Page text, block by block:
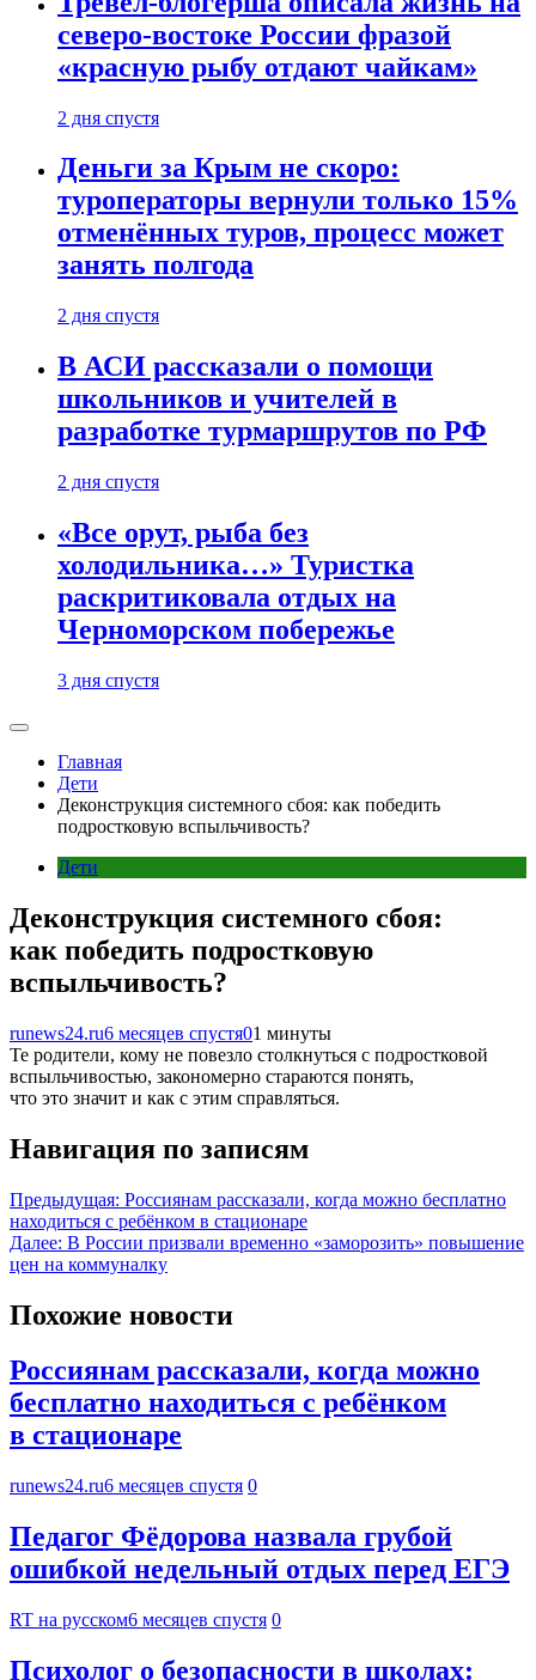
северо-востоке России фразой
«красную рыбу отдают чайкам»
2 дня спустя
Деньги за Крым не скоро:
туроператоры вернули только 15%
отменённых туров, процесс может
занять полгода
2 дня спустя
В АСИ рассказали о помощи
школьников и учителей в
разработке турмаршрутов по РФ
2 дня спустя
«Все орут, рыба без
холодильника…» Туристка
раскритиковала отдых на
Черноморском побережье
3 дня спустя
Главная
Дети
Деконструкция системного сбоя: как победить
подростковую вспыльчивость?
Дети
Деконструкция системного сбоя:
как победить подростковую
вспыльчивость?
runews24.ru6 месяцев спустя01 минуты
Те родители, кому не повезло столкнуться с подростковой
вспыльчивостью, закономерно стараются понять,
что это значит и как с этим справляться.
Навигация по записям
Предыдущая: Россиянам рассказали, когда можно бесплатно
находиться с ребёнком в стационаре
Далее: В России призвали временно «заморозить» повышение
цен на коммуналку
Похожие новости
Россиянам рассказали, когда можно
бесплатно находиться с ребёнком
в стационаре
runews24.ru6 месяцев спустя 0
Педагог Фёдорова назвала грубой
ошибкой недельный отдых перед ЕГЭ
RT на русском6 месяцев спустя 0
Психолог о безопасности в школах: